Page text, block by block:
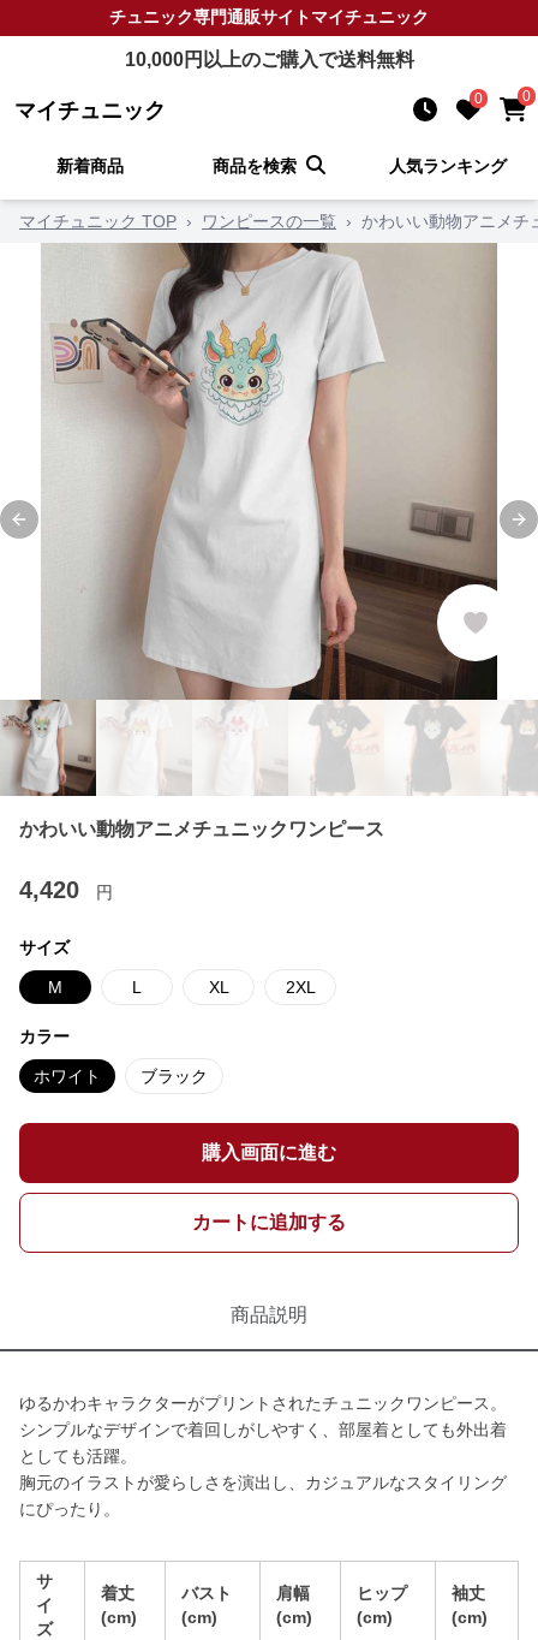
チュニック専門通販サイトマイチュニック
10,000円以上のご購入で送料無料
マイチュニック 0 0
新着商品 商品を検索 人気ランキング
マイチュニック TOP › ワンピースの一覧 › かわいい動物アニメチ
Previous slide
かわいい動物アニメチュニックワンピース
4,420 円
サイズ
M L XL 2XL
カラー
ホワイト ブラック
購入画面に進む
カートに追加する
商品説明
ゆるかわキャラクターがプリントされたチュニックワンピース。
シンプルなデザインで着回しがしやすく、部屋着としても外出着
としても活躍。
胸元のイラストが愛らしさを演出し、カジュアルなスタイリング
にぴったり。
サ
イ
ズ
着丈
(cm)
バスト
(cm)
肩幅
(cm)
ヒップ
(cm)
袖丈
(cm)